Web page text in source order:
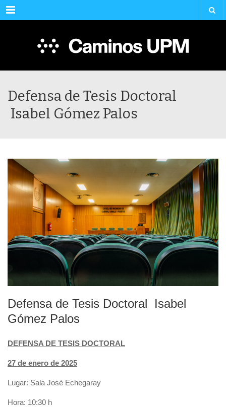
Menu
Defensa de Tesis Doctoral
Isabel Gómez Palos
Defensa de Tesis Doctoral Isabel
Gómez Palos
DEFENSA DE TESIS DOCTORAL
27 de enero de 2025
Lugar: Sala José Echegaray
Hora: 10:30 h